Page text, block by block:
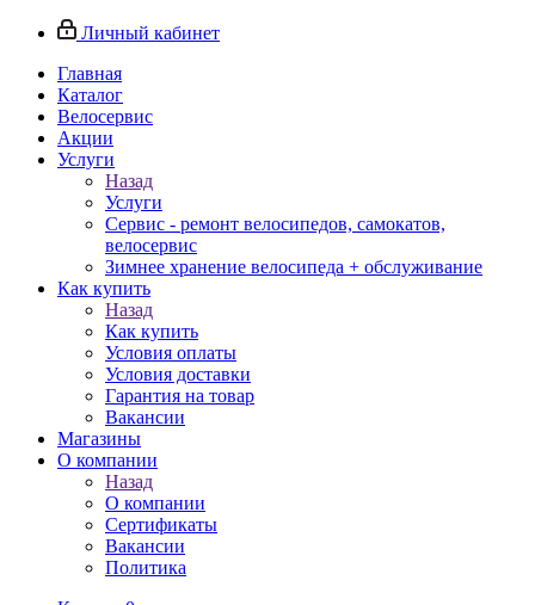
Личный кабинет
Главная
Каталог
Велосервис
Акции
Услуги
Назад
Услуги
Сервис - ремонт велосипедов, самокатов,
велосервис
Зимнее хранение велосипеда + обслуживание
Как купить
Назад
Как купить
Условия оплаты
Условия доставки
Гарантия на товар
Вакансии
Магазины
О компании
Назад
О компании
Сертификаты
Вакансии
Политика